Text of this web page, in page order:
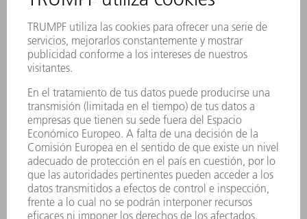
REGISTRO PARA EL BOLETÍN INFORMATIVO
FICHAS TÉCNICAS DE SEGURIDAD
PRODUCTOS
MÁQUINAS Y SISTEMAS
LÁSER
ELECTRÓNICA DE POTENCIA
HERRAMIENTAS PORTÁTILES
FÁBRICA INTELIGENTE
SOFTWARE
SERVICIOS
APLICACIONES
SECTORES
EMPRESA
CARRERA PROFESIONAL
OFERTAS DE TRABAJO
PERFIL DE LA EMPRESA